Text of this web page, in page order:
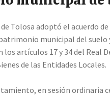
Tolosa adoptó el acuerdo
municipal del suelo
los artículos 17 y 34 del Real
de las Entidades Locales.
en sesión ordinaria